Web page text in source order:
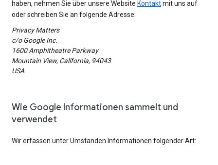
haben, nehmen Sie über unsere Website Kontaktmit uns auf
oder schreiben Sie an folgende Adresse:
Privacy Matters
c/o Google Inc.
1600 Amphitheatre Parkway
Mountain View, California, 94043
USA
Wie Google Informationen sammelt und
verwendet
Wir erfassen unter Umständen Informationen folgender Art: